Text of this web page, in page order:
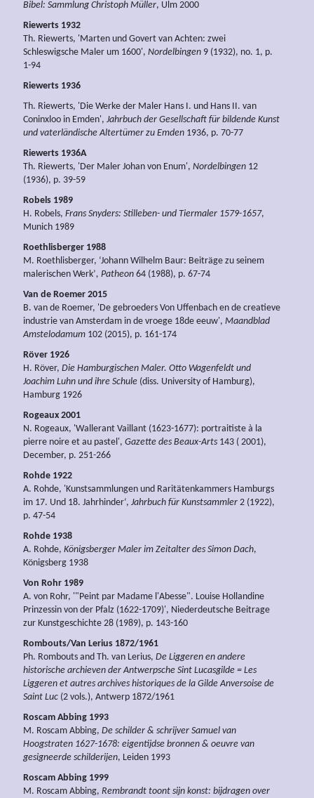
Bibel: Sammlung Christoph Müller, Ulm 2000
Riewerts 1932
Th. Riewerts, 'Marten und Govert van Achten: zwei
Schleswigsche Maler um 1600', Nordelbingen 9 (1932), no. 1, p.
1-94
Riewerts 1936
Th. Riewerts, 'Die Werke der Maler Hans I. und Hans II. van
Coninxloo in Emden', Jahrbuch der Gesellschaft für bildende Kunst
und vaterländische Altertümer zu Emden 1936, p. 70-77
Riewerts 1936A
Th. Riewerts, 'Der Maler Johan von Enum', Nordelbingen 12
(1936), p. 39-59
Robels 1989
H. Robels, Frans Snyders: Stilleben- und Tiermaler 1579-1657,
Munich 1989
Roethlisberger 1988
M. Roethlisberger, ‘Johann Wilhelm Baur: Beiträge zu seinem
malerischen Werk’, Patheon 64 (1988), p. 67-74
Van de Roemer 2015
B. van de Roemer, 'De gebroeders Von Uffenbach en de creatieve
industrie van Amsterdam in de vroege 18de eeuw', Maandblad
Amstelodamum 102 (2015), p. 161-174
Röver 1926
H. Röver, Die Hamburgischen Maler. Otto Wagenfeldt und
Joachim Luhn und ihre Schule (diss. University of Hamburg),
Hamburg 1926
Rogeaux 2001
N. Rogeaux, 'Wallerant Vaillant (1623-1677): portraitiste à la
pierre noire et au pastel', Gazette des Beaux-Arts 143 ( 2001),
December, p. 251-266
Rohde 1922
A. Rohde, 'Kunstsammlungen und Raritätenkammers Hamburgs
im 17. Und 18. Jahrhinder‘, Jahrbuch für Kunstsammler 2 (1922),
p. 47-54
Rohde 1938
A. Rohde, Königsberger Maler im Zeitalter des Simon Dach,
Königsberg 1938
Von Rohr 1989
A. von Rohr, '"Peint par Madame l'Abesse". Louise Hollandine
Prinzessin von der Pfalz (1622-1709)', Niederdeutsche Beitrage
zur Kunstgeschichte 28 (1989), p. 143-160
Rombouts/Van Lerius 1872/1961
Ph. Rombouts and Th. van Lerius, De Liggeren en andere
historische archieven der Antwerpsche Sint Lucasgilde = Les
Liggeren et autres archives historiques de la Gilde Anversoise de
Saint Luc (2 vols.), Antwerp 1872/1961
Roscam Abbing 1993
M. Roscam Abbing, De schilder & schrijver Samuel van
Hoogstraten 1627-1678: eigentijdse bronnen & oeuvre van
gesigneerde schilderijen, Leiden 1993
Roscam Abbing 1999
M. Roscam Abbing, Rembrandt toont sijn konst: bijdragen over